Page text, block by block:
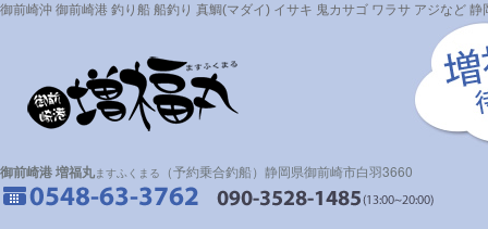
御前崎沖 御前崎港 釣り船 船釣り 真鯛(マダイ) イサキ 鬼カサゴ ワラサ アジなど
御前崎港 増福丸ますふくまる （予約乗合釣船）静岡県御前崎市白羽3660